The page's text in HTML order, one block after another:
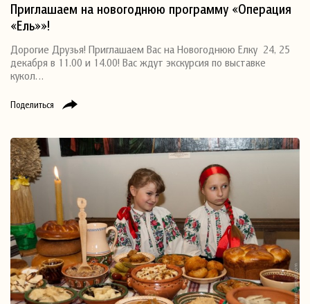
Поделиться
Приглашаем на новогоднюю программу «Операция
«Ель»»!
Дорогие Друзья! Приглашаем Вас на Новогоднюю Елку 24, 25
декабря в 11.00 и 14.00! Вас ждут экскурсия по выставке
кукол…